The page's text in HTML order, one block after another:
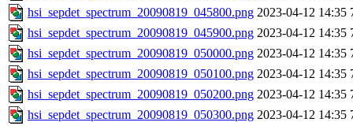
hsi_sepdet_spectrum_20090819_045800.png 2023-04-12 14:35
hsi_sepdet_spectrum_20090819_045900.png 2023-04-12 14:35
hsi_sepdet_spectrum_20090819_050000.png 2023-04-12 14:35
hsi_sepdet_spectrum_20090819_050100.png 2023-04-12 14:35
hsi_sepdet_spectrum_20090819_050200.png 2023-04-12 14:35
hsi_sepdet_spectrum_20090819_050300.png 2023-04-12 14:35